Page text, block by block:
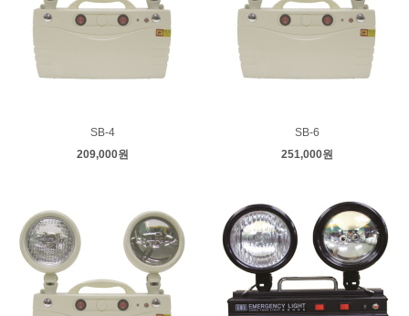
SB-4
209,000원
SB-6
251,000원